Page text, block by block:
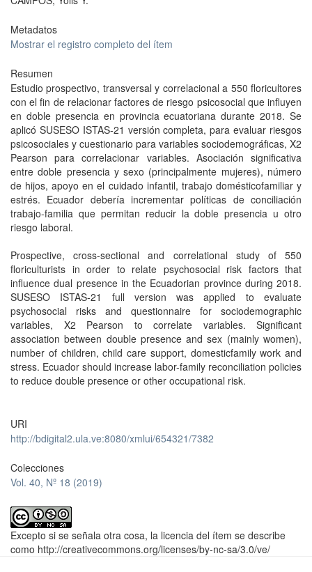
Metadatos
Mostrar el registro completo del ítem
Resumen
Estudio prospectivo, transversal y correlacional a 550 floricultores
con el fin de relacionar factores de riesgo psicosocial que influyen
en doble presencia en provincia ecuatoriana durante 2018. Se
aplicó SUSESO ISTAS-21 versión completa, para evaluar riesgos
psicosociales y cuestionario para variables sociodemográficas, X2
Pearson para correlacionar variables. Asociación significativa
entre doble presencia y sexo (principalmente mujeres), número
de hijos, apoyo en el cuidado infantil, trabajo domésticofamiliar y
estrés. Ecuador debería incrementar políticas de conciliación
trabajo-familia que permitan reducir la doble presencia u otro
riesgo laboral.
Prospective, cross-sectional and correlational study of 550
floriculturists in order to relate psychosocial risk factors that
influence dual presence in the Ecuadorian province during 2018.
SUSESO ISTAS-21 full version was applied to evaluate
psychosocial risks and questionnaire for sociodemographic
variables, X2 Pearson to correlate variables. Significant
association between double presence and sex (mainly women),
number of children, child care support, domesticfamily work and
stress. Ecuador should increase labor-family reconciliation policies
to reduce double presence or other occupational risk.
URI
http://bdigital2.ula.ve:8080/xmlui/654321/7382
Colecciones
Vol. 40, Nº 18 (2019)
Excepto si se señala otra cosa, la licencia del ítem se describe
como http://creativecommons.org/licenses/by-nc-sa/3.0/ve/